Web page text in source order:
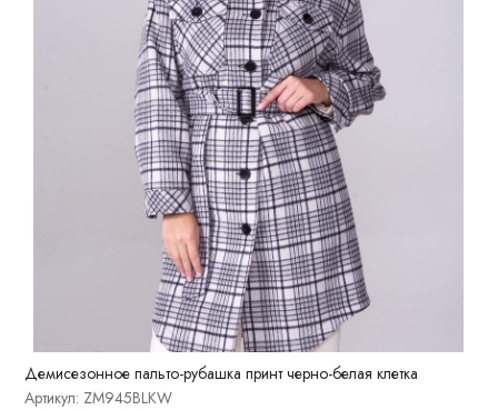
Демисезонное пальто-рубашка принт черно-белая клетка
Артикул: ZM945BLKW